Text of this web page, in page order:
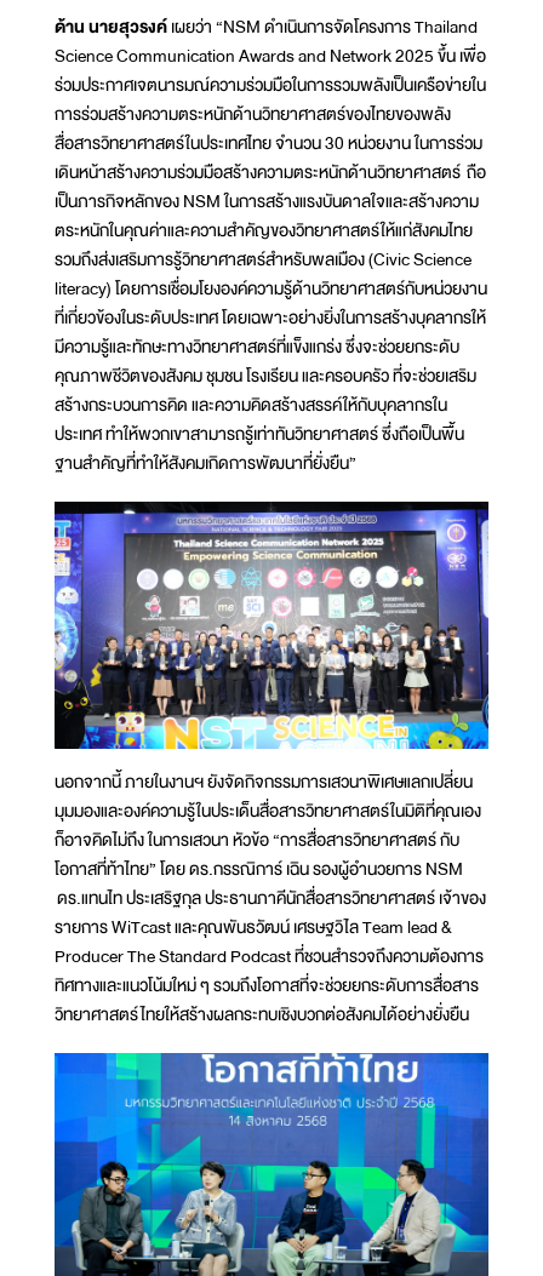
ด้าน นายสุวรงค์เผยว่า “NSM ดำเนินการจัดโครงการ Thailand
Science Communication Awards and Network 2025 ขึ้น เพื่อ
ร่วมประกาศเจตนารมณ์ความร่วมมือในการรวมพลังเป็นเครือข่ายใน
การร่วมสร้างความตระหนักด้านวิทยาศาสตร์ของไทยของพลัง
สื่อสารวิทยาศาสตร์ในประเทศไทย จำนวน 30 หน่วยงาน ในการร่วม
เดินหน้าสร้างความร่วมมือสร้างความตระหนักด้านวิทยาศาสตร์ ถือ
เป็นภารกิจหลักของ NSM ในการสร้างแรงบันดาลใจและสร้างความ
ตระหนักในคุณค่าและความสำคัญของวิทยาศาสตร์ให้แก่สังคมไทย
รวมถึงส่งเสริมการรู้วิทยาศาสตร์สำหรับพลเมือง (Civic Science
literacy) โดยการเชื่อมโยงองค์ความรู้ด้านวิทยาศาสตร์กับหน่วยงาน
ที่เกี่ยวข้องในระดับประเทศ โดยเฉพาะอย่างยิ่งในการสร้างบุคลากรให้
มีความรู้และทักษะทางวิทยาศาสตร์ที่แข็งแกร่ง ซึ่งจะช่วยยกระดับ
คุณภาพชีวิตของสังคม ชุมชน โรงเรียน และครอบครัว ที่จะช่วยเสริม
สร้างกระบวนการคิด และความคิดสร้างสรรค์ให้กับบุคลากรใน
ประเทศ ทำให้พวกเขาสามารถรู้เท่าทันวิทยาศาสตร์ ซึ่งถือเป็นพื้น
ฐานสำคัญที่ทำให้สังคมเกิดการพัฒนาที่ยั่งยืน”
นอกจากนี้ ภายในงานฯ ยังจัดกิจกรรมการเสวนาพิเศษแลกเปลี่ยน
มุมมองและองค์ความรู้ในประเด็นสื่อสารวิทยาศาสตร์ในมิติที่คุณเอง
ก็อาจคิดไม่ถึง ในการเสวนา หัวข้อ “การสื่อสารวิทยาศาสตร์ กับ
โอกาสที่ท้าไทย” โดย ดร.กรรณิการ์ เฉิน รองผู้อำนวยการ NSM
ดร.แทนไท ประเสริฐกุล ประธานภาคีนักสื่อสารวิทยาศาสตร์ เจ้าของ
รายการ WiTcast และคุณพันธวัฒน์ เศรษฐวิไล Team lead &
Producer The Standard Podcast ที่ชวนสำรวจถึงความต้องการ
ทิศทางและแนวโน้มใหม่ ๆ รวมถึงโอกาสที่จะช่วยยกระดับการสื่อสาร
วิทยาศาสตร์ไทยให้สร้างผลกระทบเชิงบวกต่อสังคมได้อย่างยั่งยืน